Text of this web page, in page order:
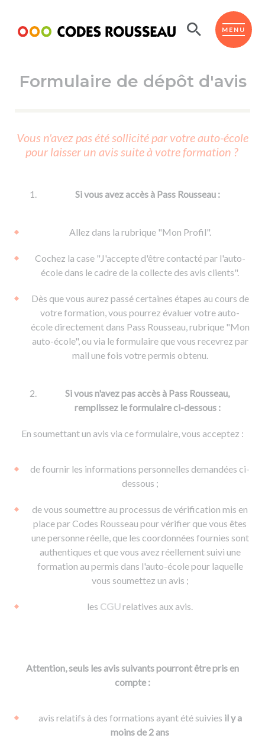
MENU
ESPACE ÉLÈVE
Code de la route
Passer l'ASSR
Réviser le code
Passer l'ETM
Permis voiture
Permis remorque
Permis & handicap
d'apprentissage
De la conduite en voiture
De la conduite à moto
Voir tous les supports
Formations pro.
Permis poids lourd
Formation FCO
Formation CACES
Devenir enseignant de la conduite
Ressources
Formulaire de dépôt d'avis
Vous n'avez pas été sollicité par votre auto-école
pour laisser un avis suite à votre formation ?
Si vous avez accès à Pass Rousseau :
Allez dans la rubrique "Mon Profil".
Cochez la case "J'accepte d'être contacté par l'auto-
école dans le cadre de la collecte des avis clients".
Dès que vous aurez passé certaines étapes au cours de
votre formation, vous pourrez évaluer votre auto-
école directement dans Pass Rousseau, rubrique "Mon
auto-école", ou via le formulaire que vous recevrez par
mail une fois votre permis obtenu.
Si vous n'avez pas accès à Pass Rousseau,
remplissez le formulaire ci-dessous :
En soumettant un avis via ce formulaire, vous acceptez :
de fournir les informations personnelles demandées ci-
dessous ;
de vous soumettre au processus de vérification mis en
place par Codes Rousseau pour vérifier que vous êtes
une personne réelle, que les coordonnées fournies sont
authentiques et que vous avez réellement suivi une
formation au permis dans l'auto-école pour laquelle
vous soumettez un avis ;
les CGUrelatives aux avis.
Attention, seuls les avis suivants pourront être pris en
compte :
avis relatifs à des formations ayant été suivies il y a
moins de 2 ans